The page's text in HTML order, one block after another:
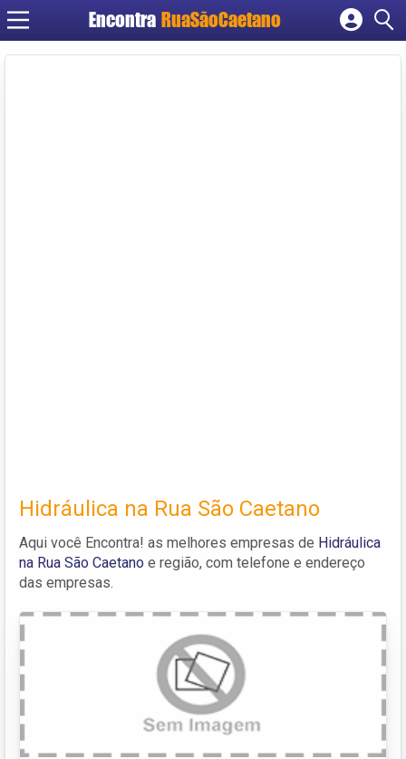
Encontra RuaSãoCaetano
Cadastrar empresa
Hidráulica na Rua São Caetano
Aqui você Encontra! as melhores empresas de Hidráulica
na Rua São Caetano e região, com telefone e endereço
das empresas.